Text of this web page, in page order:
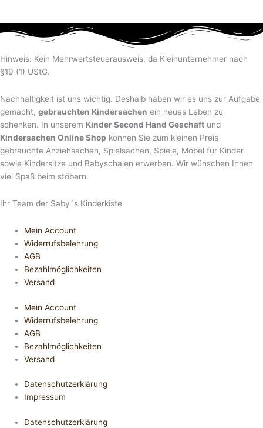
Hinweis: Kein Mehrwertsteuerausweis, da Kleinunternehmer nach
§19 (1) UStG.
Nachhaltigkeit ist uns wichtig. Deshalb haben wir es uns zur Aufgabe
gemacht, gebrauchten Kindersachen ein neues Leben zu
schenken. In unserem Kinder Second Hand Geschäft und
Kindersachen Online Shop können Sie zum kleinen Preis
gebrauchte Anziehsachen, Spiel­sachen, Spiele, Möbel für Kinder
sowie Kindersitze und Babyschalen erwerben. Wir wünschen Ihnen
viel Spaß beim stöbern.
Ihr Team der Saby´s Kinderkiste
Mein Account
Widerrufsbelehrung
AGB
Bezahlmöglichkeiten
Versand
Mein Account
Widerrufsbelehrung
AGB
Bezahlmöglichkeiten
Versand
Datenschutzerklärung
Impressum
Datenschutzerklärung